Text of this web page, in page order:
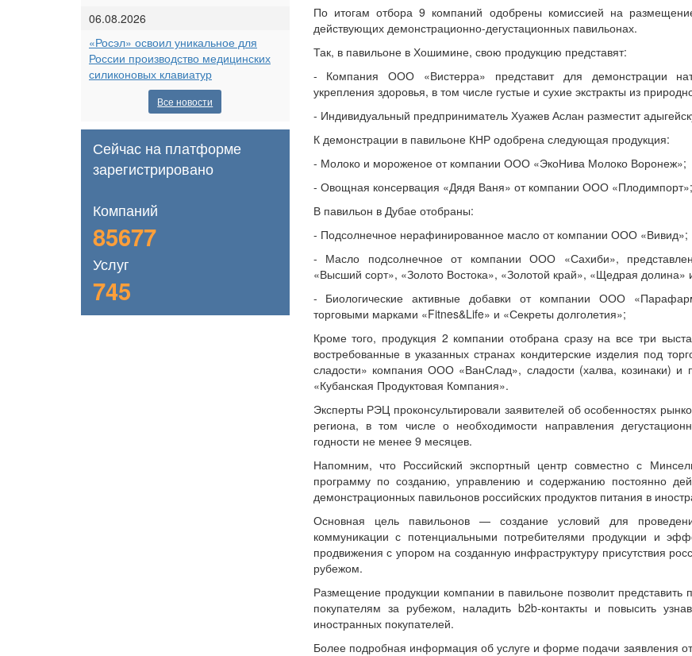
06.08.2026
«Росэл» освоил уникальное для
России производство медицинских
силиконовых клавиатур
Все новости
Сейчас на платформе
зарегистрировано
Компаний
85677
Услуг
745
По итогам отбора 9 компаний одобрены комиссией на
действующих демонстрационно-дегустационных павильонах.
Так, в павильоне в Хошимине, свою продукцию представят:
- Компания ООО «Вистерра» представит для демонстрации
укрепления здоровья, в том числе густые и сухие экстракты из
- Индивидуальный предприниматель Хуажев Аслан разместит
К демонстрации в павильоне КНР одобрена следующая продукция:
- Молоко и мороженое от компании ООО «ЭкоНива Молоко Воронеж»;
- Овощная консервация «Дядя Ваня» от компании ООО «Плодимпорт»;
В павильон в Дубае отобраны:
- Подсолнечное нерафинированное масло от компании ООО «Вивид»;
- Масло подсолнечное от компании ООО «Сахиби»,
«Высший сорт», «Золото Востока», «Золотой край», «Щедрая долина»
- Биологические активные добавки от компании ООО
торговыми марками «Fitnes&Life» и «Секреты долголетия»;
Кроме того, продукция 2 компании отобрана сразу на все три
востребованные в указанных странах кондитерские изделия под
сладости» компания ООО «ВанСлад», сладости (халва, козинаки)
«Кубанская Продуктовая Компания».
Эксперты РЭЦ проконсультировали заявителей об особенностях
региона, в том числе о необходимости направления
годности не менее 9 месяцев.
Напомним, что Российский экспортный центр совместно с
программу по созданию, управлению и содержанию постоянно
демонстрационных павильонов российских продуктов питания в
Основная цель павильонов — создание условий для
коммуникации с потенциальными потребителями продукции и
продвижения с упором на созданную инфраструктуру присутствия
рубежом.
Размещение продукции компании в павильоне позволит представить
покупателям за рубежом, наладить b2b-контакты и повысить
иностранных покупателей.
Более подробная информация об услуге и форме подачи заявления